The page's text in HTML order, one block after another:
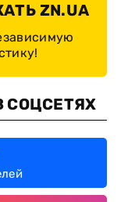
ZN.UA
СОЦСЕТЯХ